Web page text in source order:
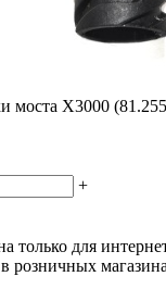
моста X3000
+
только для
розничных